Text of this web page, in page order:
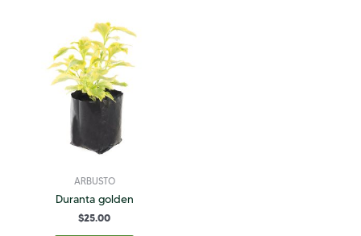
ARBUSTO
Duranta golden
$25.00